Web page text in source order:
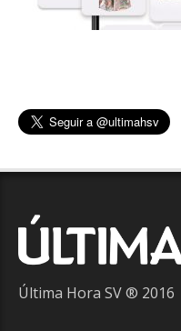
Última Hora SV ® 2016